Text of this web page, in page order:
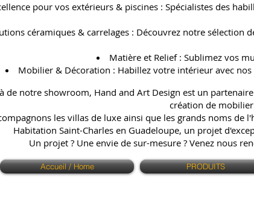
pour vos extérieurs & piscines : Spécialistes des
céramiques & carrelages : Découvrez notre sélection
Matière et Relief : Sublimez vos
Mobilier & Décoration : Habillez votre intérieur avec
de notre showroom, Hand and Art Design est un
création de
les villas de luxe ainsi que les grands noms
Habitation Saint-Charles en Guadeloupe, un projet
Un projet ? Une envie de sur-mesure ? Venez nous
Accueil / Home PRODUITS